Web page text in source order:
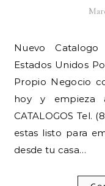
Nuevo Catalogo Diva Fashion Distribuido en
Estados Unidos
Propio Negocio
hoy y empieza
CATALOGOS Tel.
estas listo para
desde tu casa…